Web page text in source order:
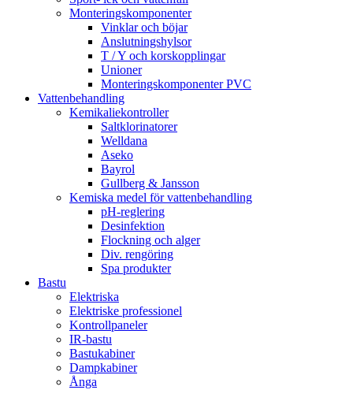
Monteringskomponenter
Vinklar och böjar
Anslutningshylsor
T / Y och korskopplingar
Unioner
Monteringskomponenter PVC
Vattenbehandling
Kemikaliekontroller
Saltklorinatorer
Welldana
Aseko
Bayrol
Gullberg & Jansson
Kemiska medel för vattenbehandling
pH-reglering
Desinfektion
Flockning och alger
Div. rengöring
Spa produkter
Bastu
Elektriska
Elektriske professionel
Kontrollpaneler
IR-bastu
Bastukabiner
Dampkabiner
Ånga